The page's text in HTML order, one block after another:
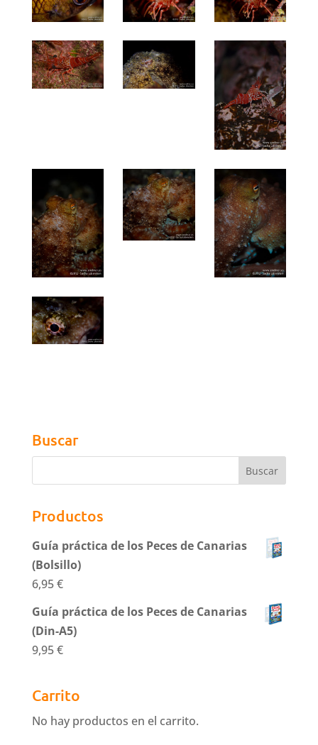
Buscar
Productos
Guía práctica de los Peces de Canarias
(Bolsillo)
6,95€
Guía práctica de los Peces de Canarias
(Din-A5)
9,95€
Carrito
No hay productos en el carrito.